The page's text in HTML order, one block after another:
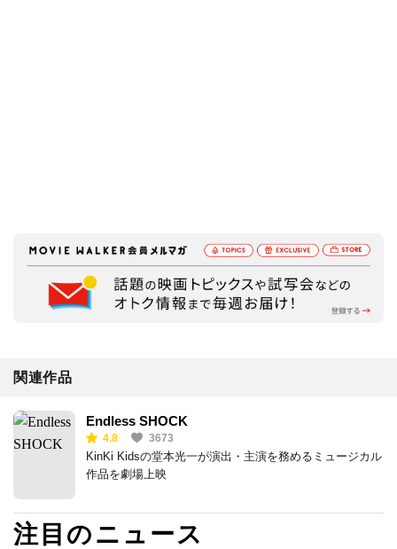
関連作品
Endless SHOCK
4.8 3673
KinKi Kidsの堂本光一が演出・主演を務めるミュージカル
作品を劇場上映
注目のニュース